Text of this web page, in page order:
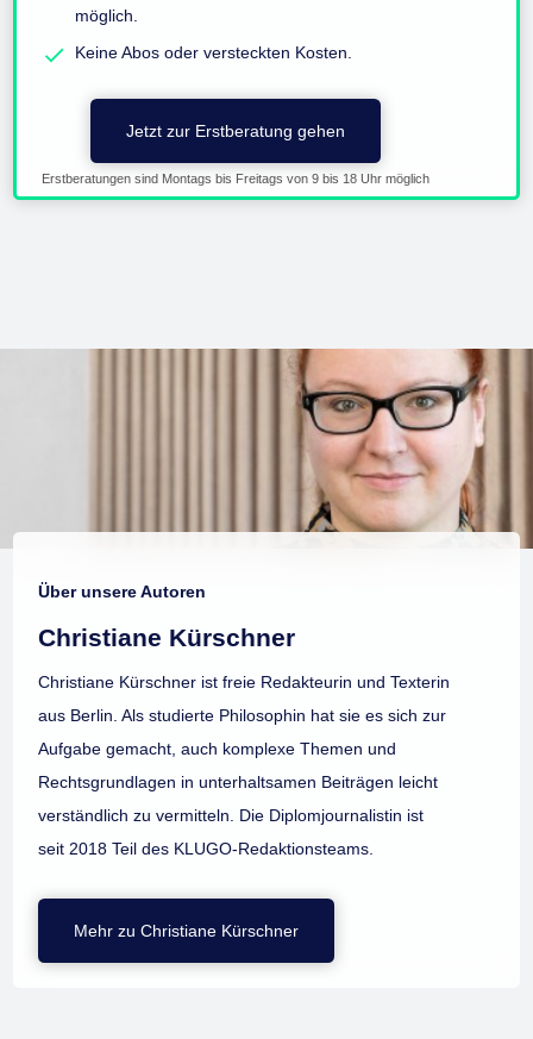
möglich.
Keine Abos oder versteckten Kosten.
Jetzt zur Erstberatung gehen
Erstberatungen sind Montags bis Freitags von 9 bis 18 Uhr möglich
Über unsere Autoren
Christiane Kürschner
Christiane Kürschner ist freie Redakteurin und Texterin
aus Berlin. Als studierte Philosophin hat sie es sich zur
Aufgabe gemacht, auch komplexe Themen und
Rechtsgrundlagen in unterhaltsamen Beiträgen leicht
verständlich zu vermitteln. Die Diplomjournalistin ist
seit 2018 Teil des KLUGO-Redaktionsteams.
Mehr zu Christiane Kürschner